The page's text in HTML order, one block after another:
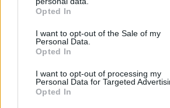
grant or deny consent to Google and its
use your data for below specified
consent section.
Opted In
I want to opt-out of the Sale of my
Personal Data.
Opted In
I want to opt-out of processing my
Personal Data for Targeted
Opted In